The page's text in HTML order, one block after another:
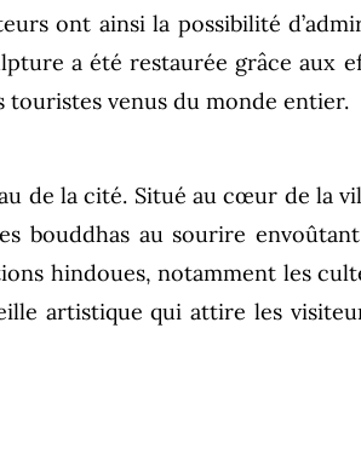
ont ainsi la possibilité
a été restaurée grâce aux
touristes venus du monde entier.
de la cité. Situé au cœur de la
bouddhas au sourire
hindoues, notamment les
artistique qui attire les